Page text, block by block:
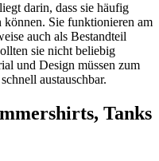
darin, dass sie häufig
Sie funktionieren am
auch als Bestandteil
sie nicht beliebig
und Design müssen zum
austauschbar.
Tanks